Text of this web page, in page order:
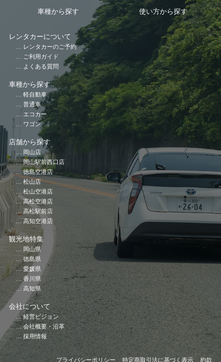
車種から探す 使い方から探す
レンタカーについて
レンタカーのご予約
ご利用ガイド
よくある質問
車種から探す
軽自動車
普通車
エコカー
ワゴン
店舗から探す
岡山店
岡山駅前西口店
徳島空港店
松山店
松山空港店
高松空港店
高松駅前店
高知空港店
観光地特集
岡山県
徳島県
愛媛県
香川県
高知県
会社について
経営ビジョン
会社概要・沿革
採用情報
プライバシーポリシー 特定商取引法に基づく表示 約款